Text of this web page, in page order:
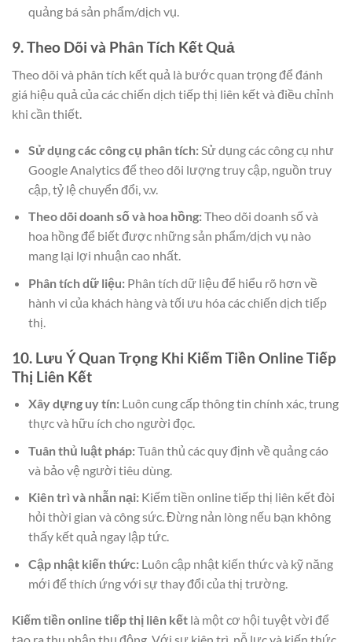
quảng bá sản phẩm/dịch vụ.
9. Theo Dõi và Phân Tích Kết Quả
Theo dõi và phân tích kết quả là bước quan trọng để đánh
giá hiệu quả của các chiến dịch tiếp thị liên kết và điều chỉnh
khi cần thiết.
Sử dụng các công cụ phân tích:Sử dụng các công cụ như
Google Analytics để theo dõi lượng truy cập, nguồn truy
cập, tỷ lệ chuyển đổi, v.v.
Theo dõi doanh số và hoa hồng:Theo dõi doanh số và
hoa hồng để biết được những sản phẩm/dịch vụ nào
mang lại lợi nhuận cao nhất.
Phân tích dữ liệu:Phân tích dữ liệu để hiểu rõ hơn về
hành vi của khách hàng và tối ưu hóa các chiến dịch tiếp
thị.
10. Lưu Ý Quan Trọng Khi Kiếm Tiền Online Tiếp
Thị Liên Kết
Xây dựng uy tín:Luôn cung cấp thông tin chính xác, trung
thực và hữu ích cho người đọc.
Tuân thủ luật pháp:Tuân thủ các quy định về quảng cáo
và bảo vệ người tiêu dùng.
Kiên trì và nhẫn nại:Kiếm tiền online tiếp thị liên kết đòi
hỏi thời gian và công sức. Đừng nản lòng nếu bạn không
thấy kết quả ngay lập tức.
Cập nhật kiến thức:Luôn cập nhật kiến thức và kỹ năng
mới để thích ứng với sự thay đổi của thị trường.
Kiếm tiền online tiếp thị liên kết là một cơ hội tuyệt vời để